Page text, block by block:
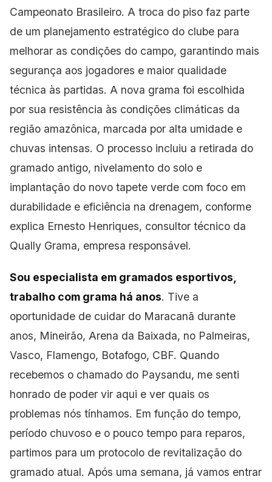
Campeonato Brasileiro. A troca do piso faz parte
de um planejamento estratégico do clube para
melhorar as condições do campo, garantindo mais
segurança aos jogadores e maior qualidade
técnica às partidas. A nova grama foi escolhida
por sua resistência às condições climáticas da
região amazônica, marcada por alta umidade e
chuvas intensas. O processo incluiu a retirada do
gramado antigo, nivelamento do solo e
implantação do novo tapete verde com foco em
durabilidade e eficiência na drenagem, conforme
explica Ernesto Henriques, consultor técnico da
Qually Grama, empresa responsável.
Sou especialista em gramados esportivos,
trabalho com grama há anos. Tive a
oportunidade de cuidar do Maracanã durante
anos, Mineirão, Arena da Baixada, no Palmeiras,
Vasco, Flamengo, Botafogo, CBF. Quando
recebemos o chamado do Paysandu, me senti
honrado de poder vir aqui e ver quais os
problemas nós tínhamos. Em função do tempo,
período chuvoso e o pouco tempo para reparos,
partimos para um protocolo de revitalização do
gramado atual. Após uma semana, já vamos entrar